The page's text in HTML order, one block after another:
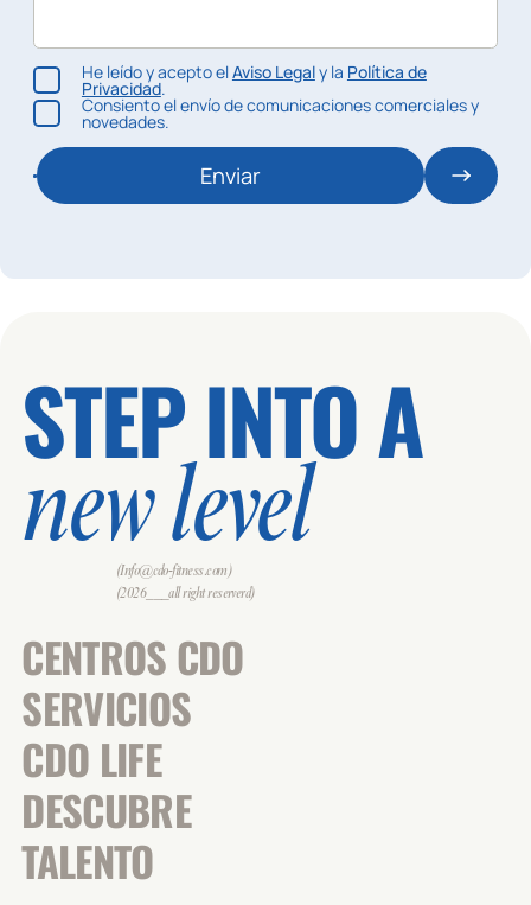
He leído y acepto elAviso Legaly la Política de
Privacidad.
Consiento el envío de comunicaciones comerciales y
novedades.
Enviar
STEP INTO A
new level
(Info@cdo-fitness.com)
(2026___all right reserverd)
CENTROS CDO
SERVICIOS
CDO LIFE
DESCUBRE
TALENTO